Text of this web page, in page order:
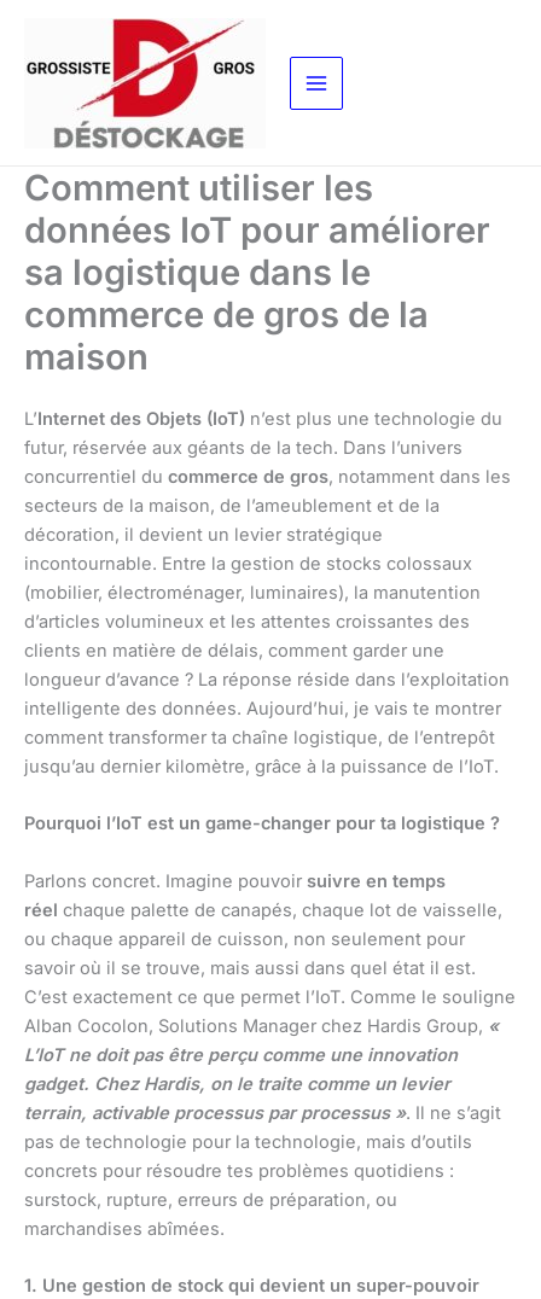
contenu
Comment utiliser les
données IoT pour améliorer
sa logistique dans le
commerce de gros de la
maison
L’Internet des Objets (IoT) n’est plus une technologie du
futur, réservée aux géants de la tech. Dans l’univers
concurrentiel du commerce de gros, notamment dans les
secteurs de la maison, de l’ameublement et de la
décoration, il devient un levier stratégique
incontournable. Entre la gestion de stocks colossaux
(mobilier, électroménager, luminaires), la manutention
d’articles volumineux et les attentes croissantes des
clients en matière de délais, comment garder une
longueur d’avance ? La réponse réside dans l’exploitation
intelligente des données. Aujourd’hui, je vais te montrer
comment transformer ta chaîne logistique, de l’entrepôt
jusqu’au dernier kilomètre, grâce à la puissance de l’IoT.
Pourquoi l’IoT est un game-changer pour ta logistique ?
Parlons concret. Imagine pouvoir suivre en temps
réel chaque palette de canapés, chaque lot de vaisselle,
ou chaque appareil de cuisson, non seulement pour
savoir où il se trouve, mais aussi dans quel état il est.
C’est exactement ce que permet l’IoT. Comme le souligne
Alban Cocolon, Solutions Manager chez Hardis Group, «
L’IoT ne doit pas être perçu comme une innovation
gadget. Chez Hardis, on le traite comme un levier
terrain, activable processus par processus ». Il ne s’agit
pas de technologie pour la technologie, mais d’outils
concrets pour résoudre tes problèmes quotidiens :
surstock, rupture, erreurs de préparation, ou
marchandises abîmées.
1. Une gestion de stock qui devient un super-pouvoir